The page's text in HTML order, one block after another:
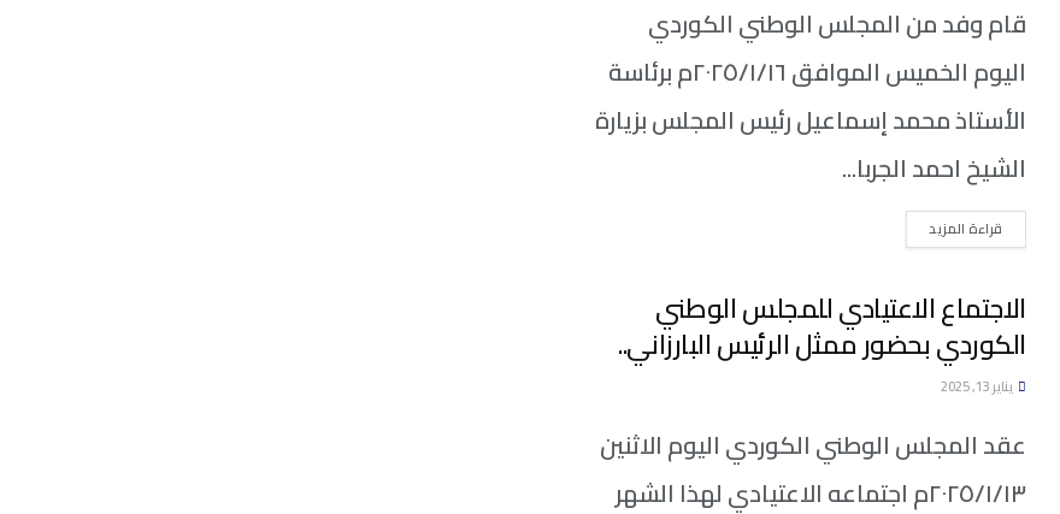
قام وفد من المجلس الوطني الكوردي
اليوم الخميس الموافق ٢٠٢٥/١/١٦م برئاسة
الأستاذ محمد إسماعيل رئيس المجلس بزيارة
الشيخ احمد الجربا...
قراءة المزيدDETAILS
الاجتماع الاعتيادي للمجلس الوطني
الكوردي بحضور ممثل الرئيس البارزاني..
يناير 13, 2025
عقد المجلس الوطني الكوردي اليوم الاثنين
٢٠٢٥/١/١٣م اجتماعه الاعتيادي لهذا الشهر